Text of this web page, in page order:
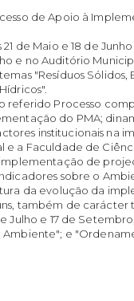
de Apoio à
21 de Maio e 18 de
e no Auditório
"Resíduos Sólidos,
referido Processo
do PMA;
institucionais na
e a Faculdade de
de
sobre o
da evolução da
também de
Julho e 17 de
e